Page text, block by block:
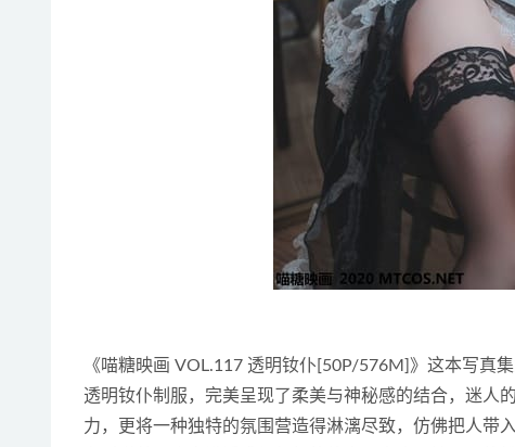
《喵糖映画 VOL.117 透明钕仆[50P/576M]》这本写真
透明钕仆制服，完美呈现了柔美与神秘感的结合，迷人
力，更将一种独特的氛围营造得淋漓尽致，仿佛把人带